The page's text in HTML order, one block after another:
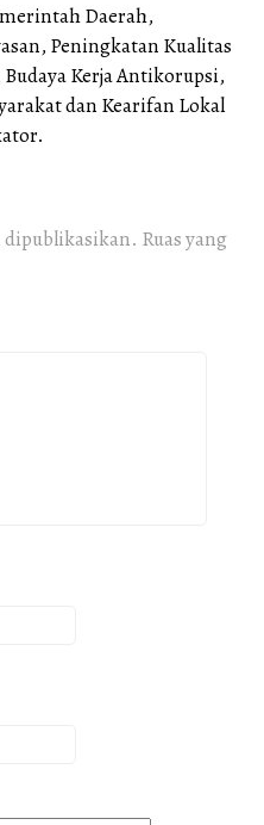
Daerah,
Peningkatan Kualitas
Kerja Antikorupsi,
dan Kearifan Lokal
dipublikasikan. Ruas yang